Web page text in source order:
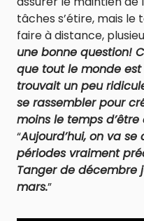
tâches s’étire, mais
faire à distance,
une bonne question!
que tout le monde
trouvait un peu
se rassembler pour
moins le temps d’être
“Aujourd’hui, on va
périodes vraiment
Tanger de décembre
mars.”